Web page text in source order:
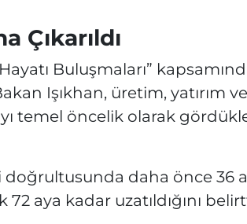
Çıkarıldı
Buluşmaları”
Işıkhan, üretim, yatırım
temel öncelik olarak
doğrultusunda daha önce 36
72 aya kadar uzatıldığını